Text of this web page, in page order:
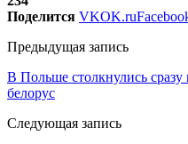
Поделится VKOK.ru
Предыдущая запись
В Польше столкнулись сразу
белорус
Следующая запись